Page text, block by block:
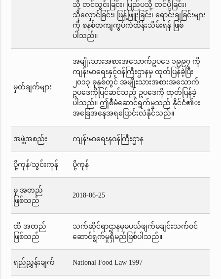
သို့ တင်သွင်းခြင်း၊ ပြည်ပသို့ တင်ပို့ခြင်း၊
သိုလှောင်ခြင်း၊ ဖြန့်ဖြူးခြင်း၊ ရောင်းချခြင်းများ
ကို စနစ်တကျကွပ်ကဲထိန်းသိမ်းရန် ဖြစ်
ပါသည်။
မှတ်ချက်များ
အမျိုးသားအစားအသောက်ဥပဒေ ၁၉၉၇ ကို
ကျန်းမာရေးနှင့်ဝန်ကြီးဌာနမှ ထုတ်ပြန်ခဲ့ပြီး
၂၀၁၃ ခုနှစ်တွင် အမျိုးသားအစားအသောက်
ဥပဒေကိုပြင်ဆင်သည့် ဥပဒေကို ထုတ်ပြန်ခဲ့
ပါသည်။ ဤစီမံဆောင်ရွက်မှုသည် နိုင်ငံ၏း
အခြေအနေအရပြောင်းလဲနိုင်သည်။
အဖွဲ့အစည်း ကျန်းမာရေးနဝန်ကြီးဌာန
ပို့ကုန်/သွင်းကုန် ပို့ကုန်
မှ အတည်
ဖြစ်သည်
2018-06-25
ထိ အတည်
ဖြစ်သည်
သက်ဆိုင်ရာဌာနမှမပယ်ဖျက်မချင်းသက်ဝင်
ဆောင်ရွက်မှုရှိမည်ဖြစ်ပါသည်။
ရည်ညွှန်းချက် National Food Law 1997